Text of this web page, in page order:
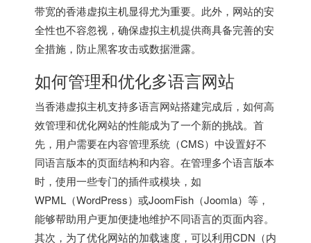
带宽的香港虚拟主机显得尤为重要。此外，网站的安
全性也不容忽视，确保虚拟主机提供商具备完善的安
全措施，防止黑客攻击或数据泄露。
如何管理和优化多语言网站
当香港虚拟主机支持多语言网站搭建完成后，如何高
效管理和优化网站的性能成为了一个新的挑战。首
先，用户需要在内容管理系统（CMS）中设置好不
同语言版本的页面结构和内容。在管理多个语言版本
时，使用一些专门的插件或模块，如
WPML（WordPress）或JoomFish（Joomla）等，
能够帮助用户更加便捷地维护不同语言的页面内容。
其次，为了优化网站的加载速度，可以利用CDN（内